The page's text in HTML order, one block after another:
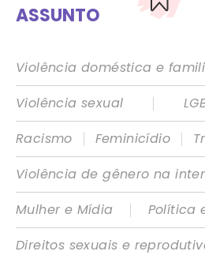
ASSUNTO
Violência doméstica e
Violência sexual
|
Racismo
| Feminicídio |
Violência de gênero na
Mulher e Mídia
|
Política
Direitos sexuais e